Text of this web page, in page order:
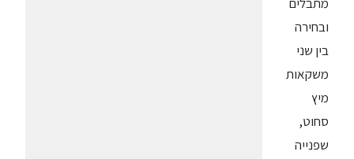
ובחירה
בין שני
משקאות
מיץ
סחוט,
שפנייה